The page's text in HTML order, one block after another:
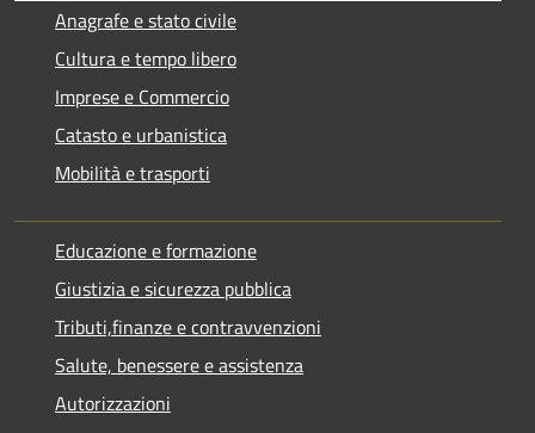
Anagrafe e stato civile
Cultura e tempo libero
Imprese e Commercio
Catasto e urbanistica
Mobilità e trasporti
Educazione e formazione
Giustizia e sicurezza pubblica
Tributi,finanze e contravvenzioni
Salute, benessere e assistenza
Autorizzazioni